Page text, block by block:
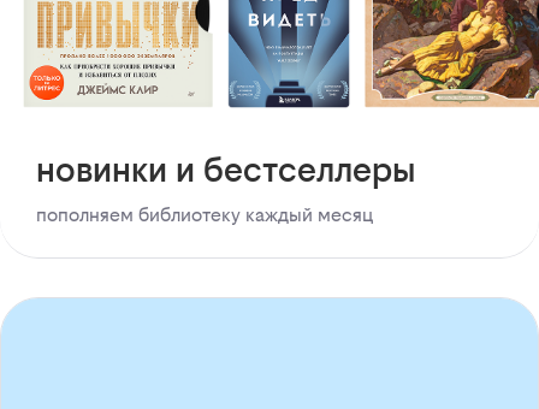
новинки и бестселлеры
пополняем библиотеку каждый месяц